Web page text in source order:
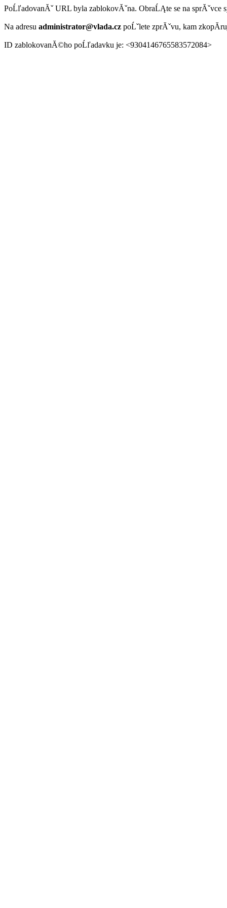
PoĹľadovanĂˇ URL byla zablokovĂˇna. ObraĹĄte se na sprĂˇvce
Na adresu administrator@vlada.cz poĹˇlete zprĂˇvu, kam
ID zablokovanĂ©ho poĹľadavku je: <9304146765583572084>